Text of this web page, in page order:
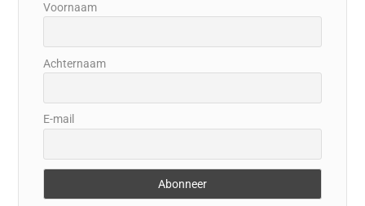
Voornaam
Achternaam
E-mail